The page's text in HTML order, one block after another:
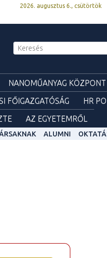
2026. augusztus 6., csütörtök
NANOMŰANYAG KÖZPONT
FŐIGAZGATÓSÁG
HR
AZ EGYETEMRŐL
ALUMNI